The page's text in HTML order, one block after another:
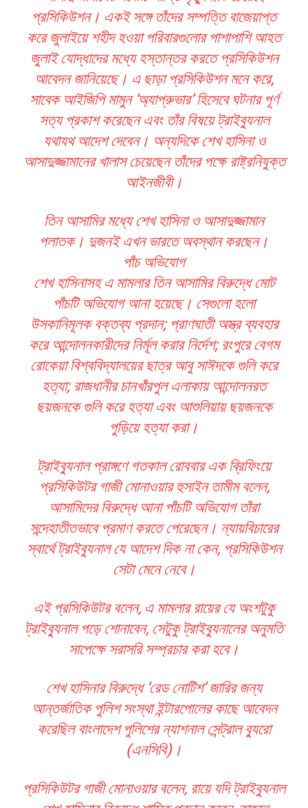
প্রসিকিউশন। একই সঙ্গে তাঁদের সম্পত্তি বাজেয়াপ্ত
করে জুলাইয়ে শহীদ হওয়া পরিবারগুলোর পাশাপাশি আহত
জুলাই যোদ্ধাদের মধ্যে হস্তান্তর করতে প্রসিকিউশন
আবেদন জানিয়েছে। এ ছাড়া প্রসিকিউশন মনে করে,
সাবেক আইজিপি মামুন ‘অ্যাপ্রুভার’ হিসেবে ঘটনার পূর্ণ
সত্য প্রকাশ করেছেন এবং তাঁর বিষয়ে ট্রাইব্যুনাল
যথাযথ আদেশ দেবেন। অন্যদিকে শেখ হাসিনা ও
আসাদুজ্জামানের খালাস চেয়েছেন তাঁদের পক্ষে রাষ্ট্রনিযুক্ত
আইনজীবী।
তিন আসামির মধ্যে শেখ হাসিনা ও আসাদুজ্জামান
পলাতক। দুজনই এখন ভারতে অবস্থান করছেন।
পাঁচ অভিযোগ
শেখ হাসিনাসহ এ মামলার তিন আসামির বিরুদ্ধে মোট
পাঁচটি অভিযোগ আনা হয়েছে। সেগুলো হলো
উসকানিমূলক বক্তব্য প্রদান; প্রাণঘাতী অস্ত্র ব্যবহার
করে আন্দোলনকারীদের নির্মূল করার নির্দেশ; রংপুরে বেগম
রোকেয়া বিশ্ববিদ্যালয়ের ছাত্র আবু সাঈদকে গুলি করে
হত্যা; রাজধানীর চানখাঁরপুল এলাকায় আন্দোলনরত
ছয়জনকে গুলি করে হত্যা এবং আশুলিয়ায় ছয়জনকে
পুড়িয়ে হত্যা করা।
ট্রাইব্যুনাল প্রাঙ্গণে গতকাল রোববার এক ব্রিফিংয়ে
প্রসিকিউটর গাজী মোনাওয়ার হুসাইন তামীম বলেন,
আসামিদের বিরুদ্ধে আনা পাঁচটি অভিযোগ তাঁরা
সন্দেহাতীতভাবে প্রমাণ করতে পেরেছেন। ন্যায়বিচারের
স্বার্থে ট্রাইব্যুনাল যে আদেশ দিক না কেন, প্রসিকিউশন
সেটা মেনে নেবে।
এই প্রসিকিউটর বলেন, এ মামলার রায়ের যে অংশটুকু
ট্রাইব্যুনাল পড়ে শোনাবেন, সেটুকু ট্রাইব্যুনালের অনুমতি
সাপেক্ষে সরাসরি সম্প্রচার করা হবে।
শেখ হাসিনার বিরুদ্ধে ‘রেড নোটিশ’ জারির জন্য
আন্তর্জাতিক পুলিশ সংস্থা ইন্টারপোলের কাছে আবেদন
করেছিল বাংলাদেশ পুলিশের ন্যাশনাল সেন্ট্রাল ব্যুরো
(এনসিবি)।
প্রসিকিউটর গাজী মোনাওয়ার বলেন, রায়ে যদি ট্রাইব্যুনাল